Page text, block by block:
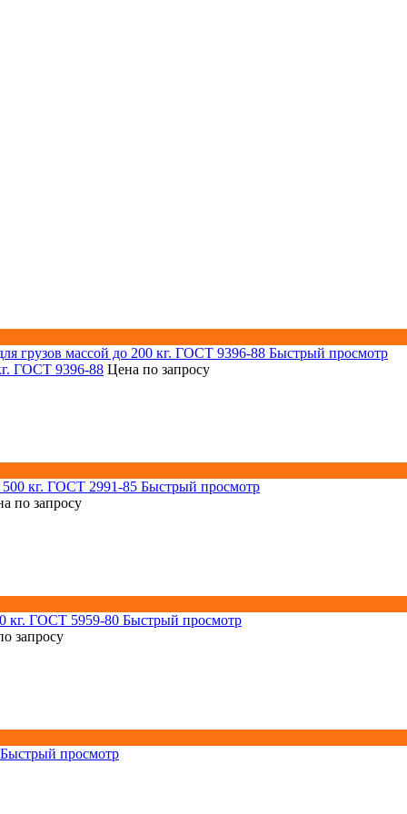
Быстрый просмотр
ГОСТ 9396-88 Цена по запросу
Быстрый просмотр
по запросу
Быстрый просмотр
запросу
Быстрый просмотр